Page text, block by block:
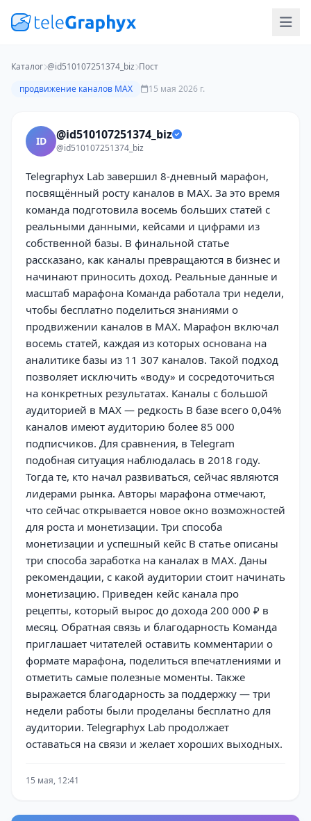
Каталог @id510107251374_biz Пост
продвижение каналов MAX
15 мая 2026 г.
ID @id510107251374_biz
@id510107251374_biz
Telegraphyx Lab завершил 8-дневный марафон,
посвящённый росту каналов в MAX. За это время
команда подготовила восемь больших статей с
реальными данными, кейсами и цифрами из
собственной базы. В финальной статье
рассказано, как каналы превращаются в бизнес и
начинают приносить доход. Реальные данные и
масштаб марафона Команда работала три недели,
чтобы бесплатно поделиться знаниями о
продвижении каналов в MAX. Марафон включал
восемь статей, каждая из которых основана на
аналитике базы из 11 307 каналов. Такой подход
позволяет исключить «воду» и сосредоточиться
на конкретных результатах. Каналы с большой
аудиторией в MAX — редкость В базе всего 0,04%
каналов имеют аудиторию более 85 000
подписчиков. Для сравнения, в Telegram
подобная ситуация наблюдалась в 2018 году.
Тогда те, кто начал развиваться, сейчас являются
лидерами рынка. Авторы марафона отмечают,
что сейчас открывается новое окно возможностей
для роста и монетизации. Три способа
монетизации и успешный кейс В статье описаны
три способа заработка на каналах в MAX. Даны
рекомендации, с какой аудитории стоит начинать
монетизацию. Приведен кейс канала про
рецепты, который вырос до дохода 200 000 ₽ в
месяц. Обратная связь и благодарность Команда
приглашает читателей оставить комментарии о
формате марафона, поделиться впечатлениями и
отметить самые полезные моменты. Также
выражается благодарность за поддержку — три
недели работы были проделаны бесплатно для
аудитории. Telegraphyx Lab продолжает
оставаться на связи и желает хороших выходных.
15 мая, 12:41